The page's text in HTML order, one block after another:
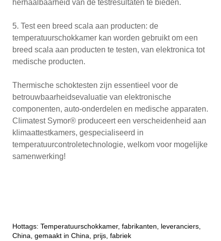
herhaalbaarheid van de testresultaten te bieden.
5. Test een breed scala aan producten: de
temperatuurschokkamer kan worden gebruikt om een ​​
breed scala aan producten te testen, van elektronica tot
medische producten.
Thermische schoktesten zijn essentieel voor de
betrouwbaarheidsevaluatie van elektronische
componenten, auto-onderdelen en medische apparaten.
Climatest Symor® produceert een verscheidenheid aan
klimaattestkamers, gespecialiseerd in
temperatuurcontroletechnologie, welkom voor mogelijke
samenwerking!
Hottags: Temperatuurschokkamer, fabrikanten, leveranciers,
China, gemaakt in China, prijs, fabriek